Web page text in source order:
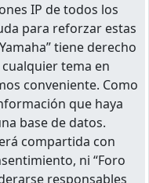
IP de todos los
para reforzar estas
tiene derecho
tema en
conveniente. Como
que haya
base de datos.
compartida con
ni “Foro
responsables